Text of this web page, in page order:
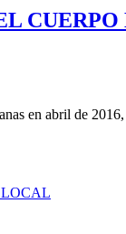
CUERPO
en abril de